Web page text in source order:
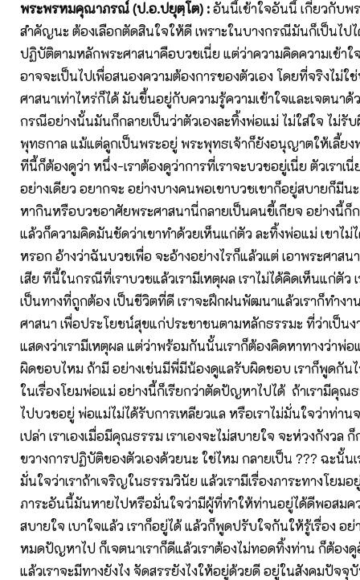
พระพรหมคุณาภรณ์ (ป.อ.ปยุตฺโต) :อันนี้เข้าใจอันนี้ เกี่ยวกับพ
สำคัญนะ ต้องเลือกตัดสินใจให้ดี เพราะในบางกรณีมันก็เป็นไปไ
ปฏิบัติตามหลักพระศาสนาคือบวชเนี่ย แต่ว่าความคิดความเข้าใ
อาจจะเป็นไปเพื่อสนองความต้องการของตัวเอง โดยที่จริงไม่ใ
ศาสนาเท่าไหร่ก็ได้ มันขึ้นอยู่กับความรู้ความเข้าใจและเจตนาด้
กรณีอย่างนั้นมันก็กลายเป็นว่าตัวเองละทิ้งพ่อแม่ ไม่ใส่ใจ ไม่รั
พุทธกาล แม้แต่ลูกเป็นพระอยู่ พระพุทธเจ้าก็ยังอนุญาตให้เลี้ยง
ทีนี้ก็ต้องดูว่า หนึ่ง-เราต้องดูว่าการที่เราจะบวชอยู่เนี่ย ตัวเราเนี่
อย่างเดียว อยากจะ อย่างบางคนพอเขาบวชเขาก็อยู่สบายก็มีน
หากินหรือบวชอาศัยพระศาสนานี่กลายเป็นคนขี้เกียจ อย่างนี้ก็ก
แล้วก็ความคิดมันชัดว่าเขาทำด้วยเห็นแก่ตัว ละทิ้งพ่อแม่ เขาไ
หรอก อ้างว่าฉันบวชเพื่อ จะอ้างอย่างไรก็แล้วแต่ เอาพระศาสน
เสีย ทีนี้ในกรณีที่เราบวชแล้วเรามีเหตุผล เราไม่ได้คิดเห็นแก่ตัว
เป็นทางที่ถูกต้อง เป็นชีวิตที่ดี เราจะฝึกฝนพัฒนาแล้วเราก็ทำงา
ศาสนา เพื่อประโยชน์สุขแก่ประชาชนตามหลักธรรมะ ที่ว่าเป็น
แสดงว่าเรามีเหตุผล แต่ว่าพร้อมกันนั้นเราก็ต้องคิดหาทางว่าพ่
ผิดชอบไหม ถ้ามี อย่างเช่นมีพี่มีน้องดูแลรับผิดชอบ เราก็พูดกันไ
ในเรื่องโยมพ่อแม่ อย่างนี้ก็เรียกว่าตัดปัญหาไปได้ ถ้าเรามีคุณธ
ไปบวชอยู่ พ่อแม่ไม่ได้รับการเหลียวแล หรือเราไม่มั่นใจว่าท่าน
เปล่า เราเองเมื่อมีคุณธรรม เราเองจะไม่สบายใจ จะห่วงกังวล
ขวางการปฏิบัติของตัวเองด้วยนะ ใช่ไหม กลายเป็น ??? ฉะนั้น
มั่นใจว่าเราถ้าเจริญในธรรมวินัย แล้วเรามีเรื่องภาระทางโยมอ
ภาระอันนี้มันหายไปหรือมั่นใจว่ามีผู้ที่ทำให้ท่านอยู่ได้ดีพอสมค
สบายใจ เบาใจแล้ว เราก็อยู่ได้ แล้วก็พูดปรับใจกันให้รู้เรื่อง อย่
หมดปัญหาไป ก็เจตนาเราก็ดีแล้วเราต้องไม่ทอดทิ้งท่าน ก็ต้อง
แล้วเราจะมีทางยังไง จัดสรรยังไงให้อยู่ด้วยดี อยู่ในสังคมปัจจุ